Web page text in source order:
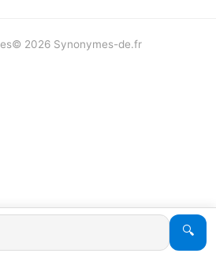
🔍
© 2026 Synonymes-de.fr